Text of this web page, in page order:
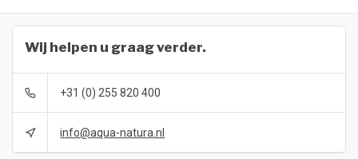
Wij helpen u graag verder.
+31 (0) 255 820 400
info@aqua-natura.nl